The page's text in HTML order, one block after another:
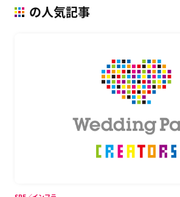
の人気記事